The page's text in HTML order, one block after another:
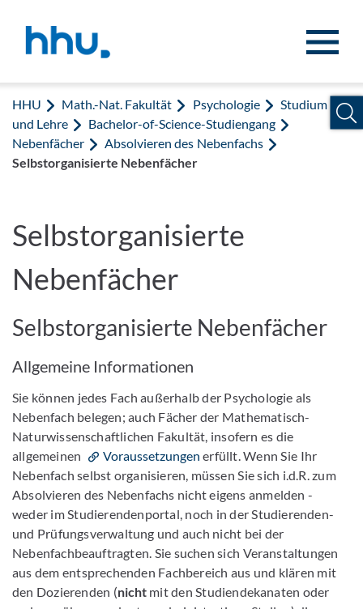
HHU Math.-Nat. Fakultät Psychologie
Studium
und Lehre
Bachelor-of-Science-Studiengang
Nebenfächer
Absolvieren des Nebenfachs
Selbstorganisierte Nebenfächer
Selbstorganisierte
Nebenfächer
Selbstorganisierte Nebenfächer
Allgemeine Informationen
Sie können jedes Fach außerhalb der Psychologie als
Nebenfach belegen; auch Fächer der Mathematisch-
Naturwissenschaftlichen Fakultät, insofern es die
allgemeinen
Voraussetzungen erfüllt. Wenn Sie Ihr
Nebenfach selbst organisieren, müssen Sie sich i.d.R. zum
Absolvieren des Nebenfachs nicht eigens anmelden -
weder im Studierendenportal, noch in der Studierenden-
und Prüfungsverwaltung und auch nicht bei der
Nebenfachbeauftragten. Sie suchen sich Veranstaltungen
aus dem entsprechenden Fachbereich aus und klären mit
den Dozierenden (nicht mit den Studiendekanaten oder